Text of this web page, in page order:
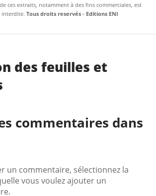
ces extraits, notamment à des fins commerciales, est
interdite. Tous droits reservés - Editions ENI
des feuilles et
commentaires dans
un commentaire, sélectionnez la
vous voulez ajouter un